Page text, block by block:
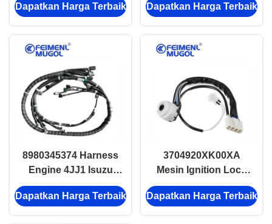
Dapatkan Harga Terbaik
kabut lampu kabel
Dapatkan Harga Terbaik
8980345374 Harness
Engine 4JJ1 Isuzu
Excavator Spare
Parts 8-98035054-4
Dapatkan Harga Terbaik
3704920XK00XA
Mesin Ignition Lock
Harness Set Untuk
Great Wall HAVAL
Dapatkan Harga Terbaik